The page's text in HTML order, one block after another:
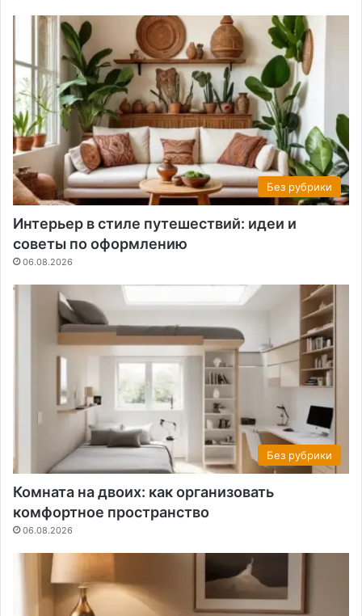
Без рубрики
Интерьер в стиле путешествий: идеи и
советы по оформлению
06.08.2026
Без рубрики
Комната на двоих: как организовать
комфортное пространство
06.08.2026